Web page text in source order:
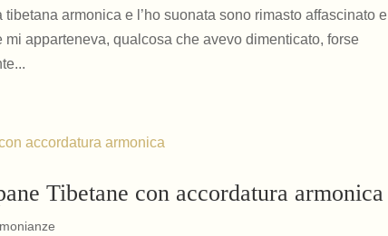
armonica e l’ho suonata sono rimasto affascinato e
apparteneva, qualcosa che avevo dimenticato, forse
Tibetane con accordatura armonica